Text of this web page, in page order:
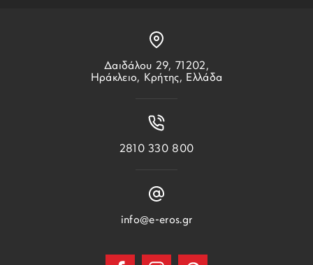
Δαιδάλου 29, 71202,
Ηράκλειο, Κρήτης, Ελλάδα
2810 330 800
info@e-eros.gr